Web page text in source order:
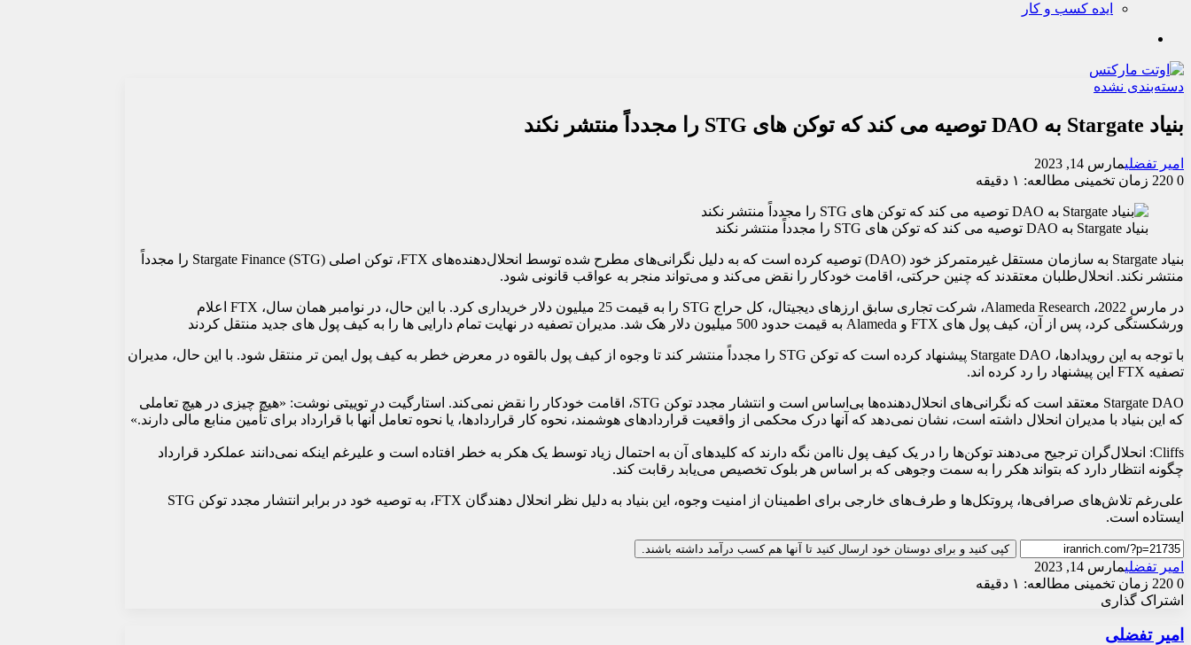
ایده کسب و کار
دسته‌بندی نشده
بنیاد Stargate به DAO توصیه می کند که توکن های STG را مجدداً منتشر نکند
امیر تفضلیمارس 14, 2023
0
زمان تخمینی مطالعه: ۱ دقیقه
بنیاد Stargate به DAO توصیه می کند که توکن های STG را مجدداً منتشر نکند
بنیاد Stargate به سازمان مستقل غیرمتمرکز خود (DAO) توصیه کرده است که به دلیل نگرانی‌های مطرح شده توسط انحلال‌دهنده‌های FTX، توکن اصلی Stargate Finance (STG) را مجدداً
منتشر نکند. انحلال‌طلبان معتقدند که چنین حرکتی، اقامت خودکار را نقض می‌کند و می‌تواند منجر به عواقب قانونی شود.
در مارس 2022، Alameda Research، شرکت تجاری سابق ارزهای دیجیتال، کل حراج STG را به قیمت 25 میلیون دلار خریداری کرد. با این حال، در نوامبر همان سال، FTX اعلام
ورشکستگی کرد، پس از آن، کیف پول های FTX و Alameda به قیمت حدود 500 میلیون دلار هک شد. مدیران تصفیه در نهایت تمام دارایی ها را به کیف پول های جدید منتقل کردند
با توجه به این رویدادها، Stargate DAO پیشنهاد کرده است که توکن STG را مجدداً منتشر کند تا وجوه از کیف پول بالقوه در معرض خطر به کیف پول ایمن تر منتقل شود. با این حال، مدیران
تصفیه FTX این پیشنهاد را رد کرده اند.
Stargate DAO معتقد است که نگرانی‌های انحلال‌دهنده‌ها بی‌اساس است و انتشار مجدد توکن STG، اقامت خودکار را نقض نمی‌کند. استارگیت در توییتی نوشت: «هیچ چیزی در هیچ تعاملی
که این بنیاد با مدیران انحلال داشته است، نشان نمی‌دهد که آنها درک محکمی از واقعیت قراردادهای هوشمند، نحوه کار قراردادها، یا نحوه تعامل آنها با قرارداد برای تأمین منابع مالی دارند.»
Cliffs: انحلال‌گران ترجیح می‌دهند توکن‌ها را در یک کیف پول ناامن نگه دارند که کلیدهای آن به احتمال زیاد توسط یک هکر به خطر افتاده است و علیرغم اینکه نمی‌دانند عملکرد قرارداد
چگونه انتظار دارد که بتواند هکر را به سمت وجوهی که بر اساس هر بلوک تخصیص می‌یابد رقابت کند.
علی‌رغم تلاش‌های صرافی‌ها، پروتکل‌ها و طرف‌های خارجی برای اطمینان از امنیت وجوه، این بنیاد به دلیل نظر انحلال دهندگان FTX، به توصیه خود در برابر انتشار مجدد توکن STG
ایستاده است.
کپی کنید و برای دوستان خود ارسال کنید تا آنها هم کسب درآمد داشته باشند.
امیر تفضلیمارس 14, 2023
0
زمان تخمینی مطالعه: ۱ دقیقه
اشتراک گذاری
بوک
آپ
ایمیل
امیر تفضلی